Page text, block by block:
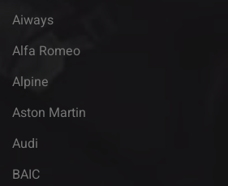
Aiways
Alfa Romeo
Alpine
Aston Martin
Audi
BAIC